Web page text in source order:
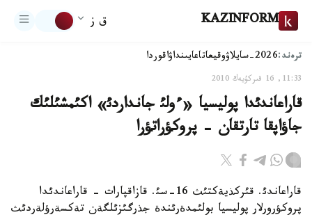
KAZINFORM ق ز
ترەند:2026-سايلاۋ وقيعاتاعايىنداۋاقوردا
11:33, 16 قىركۇيەك 2010
قاراعاندئدا پوليسيا «ءولئ جانداردئ» اكئمشئلئك
جاؤاپقا تارتقان - پروكؤراتؤرا
قاراعاندئ. قئركذيةكتئث 16-سئ. قازاقپارات - قاراعاندئدا
پروكؤرورلار پوليسيا بولئمدةرئندة جذرگئزئلگةن تةكسةرؤلةردئث